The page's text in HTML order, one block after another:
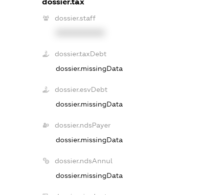
dossier.staff
dossier.taxDebt
dossier.missingData
dossier.esvDebt
dossier.missingData
dossier.ndsPayer
dossier.missingData
dossier.ndsAnnul
dossier.missingData